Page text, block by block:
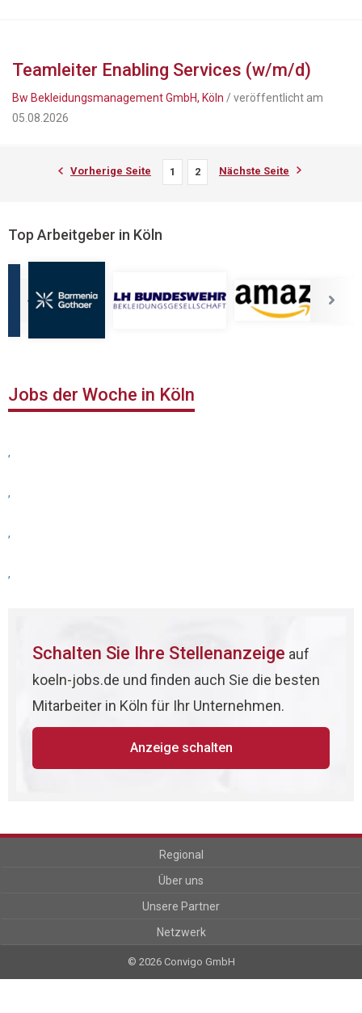
Teamleiter Enabling Services (w/m/d)
Bw Bekleidungsmanagement GmbH, Köln / veröffentlicht am
05.08.2026
Vorherige Seite 1 2 Nächste Seite
Top Arbeitgeber in Köln
Jobs der Woche in Köln
,
,
,
,
Schalten Sie Ihre Stellenanzeige auf
koeln-jobs.de und finden auch Sie die besten
Mitarbeiter in Köln für Ihr Unternehmen.
Anzeige schalten
Regional
Über uns
Unsere Partner
Netzwerk
© 2026 Convigo GmbH